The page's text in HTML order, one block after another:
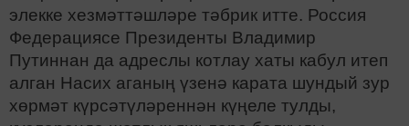
элекке хезмәттәшләре тәбрик итте. Россия
Федерациясе Президенты Владимир
Путиннан да адреслы котлау хаты кабул итеп
алган Насих аганың үзенә карата шундый зур
хөрмәт күрсәтүләреннән күңеле тулды,